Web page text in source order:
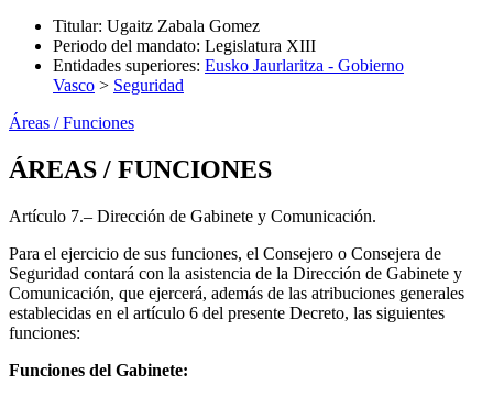
Titular: Ugaitz Zabala Gomez
Periodo del mandato: Legislatura XIII
Entidades superiores: Eusko Jaurlaritza - Gobierno
Vasco > Seguridad
Áreas / Funciones
ÁREAS / FUNCIONES
Artículo 7.– Dirección de Gabinete y Comunicación.
Para el ejercicio de sus funciones, el Consejero o Consejera de
Seguridad contará con la asistencia de la Dirección de Gabinete y
Comunicación, que ejercerá, además de las atribuciones generales
establecidas en el artículo 6 del presente Decreto, las siguientes
funciones:
Funciones del Gabinete: